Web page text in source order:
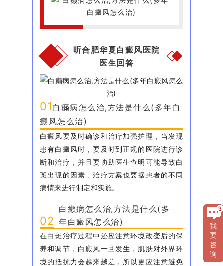
听合肥华夏白癜风医院
医生回答
01白癞病怎么治,方法是什么(多年白
癜风怎么治)
白癜风要及时确诊和治疗加强护理，当发现
患有白癜风时，要及时到正规的医院进行诊
断和治疗，并且要协助医生查明可能导致白
斑出现的因素，治疗方案也要据患者的不同
病情来进行制定和实施。
02
白癞病怎么治,方法是什么(多
年白癜风怎么治)
在白斑治疗过程中还应注意环境改变后的保
养和调节，白癜风一旦发生，肌肤对外界环
境的抵抗力会越来越差，所以更应注意避免
我
要
咨
询